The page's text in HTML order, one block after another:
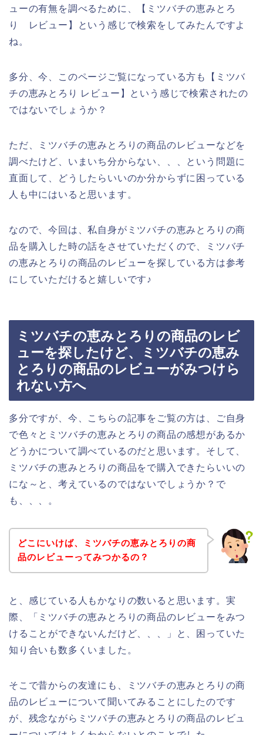
ューの有無を調べるために、【ミツバチの恵みとろ
り レビュー】という感じで検索をしてみたんですよ
ね。
多分、今、このページご覧になっている方も【ミツバ
チの恵みとろり レビュー】という感じで検索されたの
ではないでしょうか？
ただ、ミツバチの恵みとろりの商品のレビューなどを
調べたけど、いまいち分からない、、、という問題に
直面して、どうしたらいいのか分からずに困っている
人も中にはいると思います。
なので、今回は、私自身がミツバチの恵みとろりの商
品を購入した時の話をさせていただくので、ミツバチ
の恵みとろりの商品のレビューを探している方は参考
にしていただけると嬉しいです♪
ミツバチの恵みとろりの商品のレビ
ューを探したけど、ミツバチの恵み
とろりの商品のレビューがみつけら
れない方へ
多分ですが、今、こちらの記事をご覧の方は、ご自身
で色々とミツバチの恵みとろりの商品の感想があるか
どうかについて調べているのだと思います。そして、
ミツバチの恵みとろりの商品をで購入できたらいいの
にな～と、考えているのではないでしょうか？で
も、、、。
どこにいけば、ミツバチの恵みとろりの商
品のレビューってみつかるの？
と、感じている人もかなりの数いると思います。実
際、「ミツバチの恵みとろりの商品のレビューをみつ
けることができないんだけど、、、」と、困っていた
知り合いも数多くいました。
そこで昔からの友達にも、ミツバチの恵みとろりの商
品のレビューについて聞いてみることにしたのです
が、残念ながらミツバチの恵みとろりの商品のレビュ